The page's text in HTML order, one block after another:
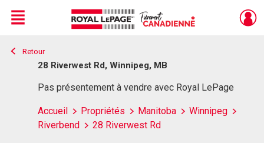
Live
En Direct
Menu
Retour
28 Riverwest Rd, Winnipeg, MB
Pas présentement à vendre avec Royal LePage
Accueil Propriétés Manitoba
Winnipeg
Riverbend
28 Riverwest Rd